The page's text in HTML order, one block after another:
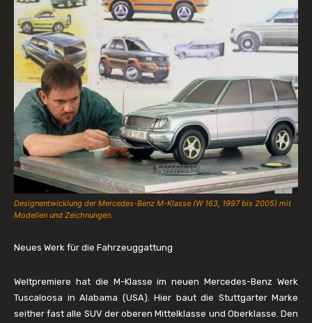
Designentwicklung der Mercedes-Benz M-Klasse (W 163, 1997 bis 2005) mit
Modellen und Zeichnungen.
Neues Werk für die Fahrzeuggattung
Weltpremiere hat die M-Klasse im neuen Mercedes-Benz Werk
Tuscaloosa in Alabama (USA). Hier baut die Stuttgarter Marke
seither fast alle SUV der oberen Mittelklasse und Oberklasse. Den